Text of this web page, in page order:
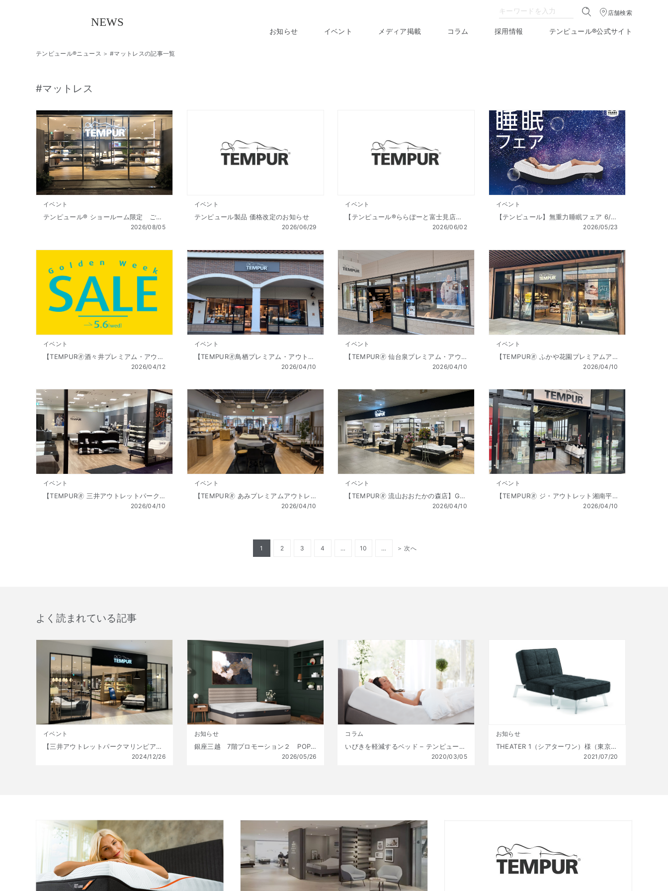
店舗検索
お知らせ イベント メディア掲載 コラム 採用情報 テンピュール®公式サイト
テンピュール®ニュース #マットレスの記事一覧
#マットレス
イベント
テンピュール® ショールーム限定 ご優待会（8/7㈮ ～ 8/11㈫）
2026/08/05
イベント
テンピュール製品 価格改定のお知らせ
2026/06/29
イベント
【テンピュール®ららぽーと富士見店】閉店のお知らせ
2026/06/02
イベント
【テンピュール】無重力睡眠フェア 6/21(日)まで
2026/05/23
イベント
【TEMPUR🄬酒々井プレミアム・アウトレット店】Golden Week SALE（ゴールデンウィーク セール） 開催!! 4/10（金 ）～5/6（祝水）
2026/04/12
イベント
【TEMPUR🄬鳥栖プレミアム・アウトレット店】Golden Week SALE（ゴールデンウィーク セール） 開催!! 4/10（金 ）～5/6（祝水）
2026/04/10
イベント
【TEMPUR🄬 仙台泉プレミアム・アウトレット店】Golden Week SALE（ゴールデンウィーク セール） 開催!! 4/10（金 ）～5/6（祝水）
2026/04/10
イベント
【TEMPUR🄬 ふかや花園プレミアムアウトレット店】Golden Week SALE（ゴールデンウィーク セール） 開催!! 4/10（金 ）～5/6（祝水）
2026/04/10
イベント
【TEMPUR🄬 三井アウトレットパーク北陸小矢部店】Golden Week SALE（ゴールデンウィーク セール） 開催!! 4/10（金 ）～5/6（祝水）
2026/04/10
イベント
【TEMPUR🄬 あみプレミアムアウトレット店】Golden Week SALE（ゴールデンウィーク セール） 開催!! 4/10（金 ）～5/6（祝水）
2026/04/10
イベント
【TEMPUR🄬 流山おおたかの森店】Golden Week SALE（ゴールデンウィーク セール） 開催!! 4/10（金 ）～5/6（祝水）
2026/04/10
イベント
【TEMPUR🄬 ジ・アウトレット湘南平塚店】Golden Week SALE（ゴールデンウィーク セール） 開催!! 4/10（金 ）～5/6（祝水）
2026/04/10
1 2 3 4 … 10 … ＞ 次へ
よく読まれている記事
イベント
【三井アウトレットパークマリンピア神戸店】年に一度の大特価!! 初夢福袋 販売開始!! 1月1日(水)～1月13日(月祝) 数量限定!
2024/12/26
お知らせ
銀座三越 7階プロモーション２ POPUP 【5/27(水)～6/9(火)】
2026/05/26
コラム
いびきを軽減するベッド – テンピュール ® ゼロジー®
2020/03/05
お知らせ
THEATER 1（シアターワン）様（東京都西多摩郡）：オストゥーニを採用頂きました
2021/07/20